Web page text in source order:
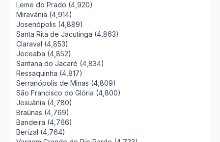
Leme do Prado (4,920)
Miravânia (4,914)
Josenópolis (4,889)
Santa Rita de Jacutinga (4,863)
Claraval (4,853)
Jeceaba (4,852)
Santana do Jacaré (4,834)
Ressaquinha (4,817)
Serranópolis de Minas (4,809)
São Francisco do Glória (4,800)
Jesuânia (4,780)
Braúnas (4,769)
Bandeira (4,766)
Berizal (4,764)